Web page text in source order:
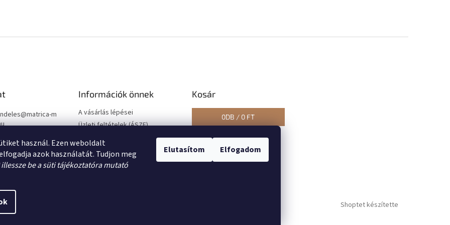
használ. Ezen weboldalt
azok használatát. Tudjon meg
illessze be a süti tájékoztatóra mutató
Elutasítom Elfogadom
@matrica-m
Információk önnek
A vásárlás lépései
Üzleti feltételek (ÁSZF)
Rendelésem - elállás
Kosár
0DB / 0 FT
Shoptet készítette
beállítások szerkesztése